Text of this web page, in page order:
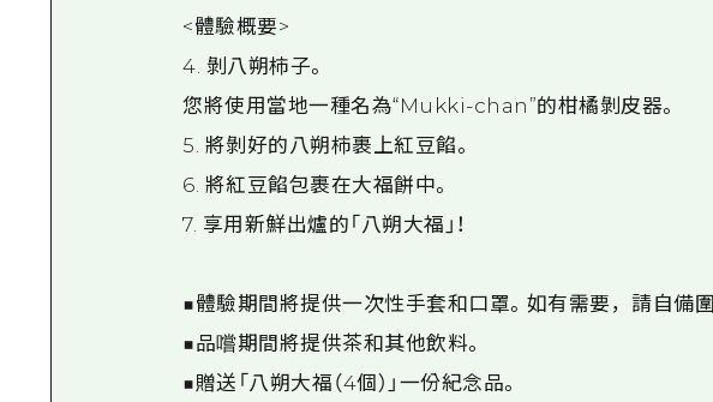
<體驗概要>
4. 剝八朔柿子。
您將使用當地一種名為“Mukki-chan”的柑橘剝皮器。
5. 將剝好的八朔柿裹上紅豆餡。
6. 將紅豆餡包裹在大福餅中。
7. 享用新鮮出爐的「八朔大福」！
■體驗期間將提供一次性手套和口罩。如有需要，請自備圍
■品嚐期間將提供茶和其他飲料。
■贈送「八朔大福（4個）」一份紀念品。